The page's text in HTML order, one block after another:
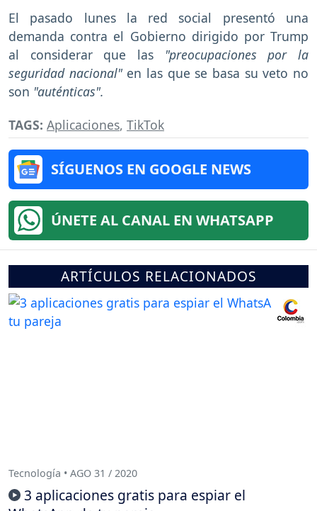
El pasado lunes la red social presentó una
demanda contra el Gobierno dirigido por Trump
al considerar que las "preocupaciones por la
seguridad nacional" en las que se basa su veto no
son "auténticas".
TAGS: Aplicaciones, TikTok
SÍGUENOS EN GOOGLE NEWS
ÚNETE AL CANAL EN WHATSAPP
ARTÍCULOS RELACIONADOS
Tecnología • AGO 31 / 2020
3 aplicaciones gratis para espiar el